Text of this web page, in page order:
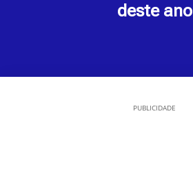
deste ano
PUBLICIDADE